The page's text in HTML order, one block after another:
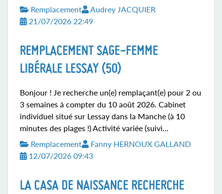
10 ans. Et pourquoi pas évoluer vers une
collaboration dans la future maison de santé prévue
Remplacement
Audrey JACQUIER
21/07/2026 22:49
REMPLACEMENT SAGE-FEMME
LIBÉRALE LESSAY (50)
Bonjour ! Je recherche un(e) remplaçant(e) pour 2 ou
3 semaines à compter du 10 août 2026. Cabinet
individuel situé sur Lessay dans la Manche (à 10
minutes des plages !) Activité variée (suivi
gynécologique et contraception, suivi de grossesse,
domicile, préparation à la naissance, rééducation du
pas à me contacter pour plus d'informations
Remplacement
Fanny HERNOUX GALLAND
12/07/2026 09:43
LA CASA DE NAISSANCE RECHERCHE